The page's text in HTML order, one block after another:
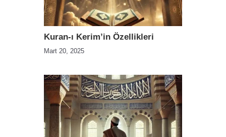
Kuran-ı Kerim’in Özellikleri
Mart 20, 2025